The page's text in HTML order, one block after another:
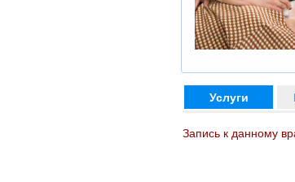
Услуги
Запись к данному